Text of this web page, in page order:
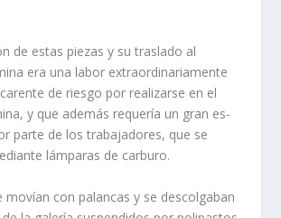
de estas piezas y su traslado al
era una labor extraordinariamente
de riesgo por realizarse en el
y que además requería un gran es­
parte de los trabajadores, que se
lámparas de carburo.
movían con palancas y se descolgaban